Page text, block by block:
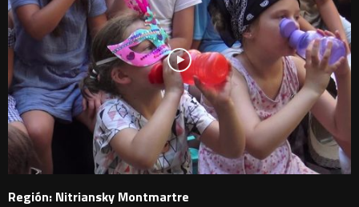
Región: Nitriansky Montmartre